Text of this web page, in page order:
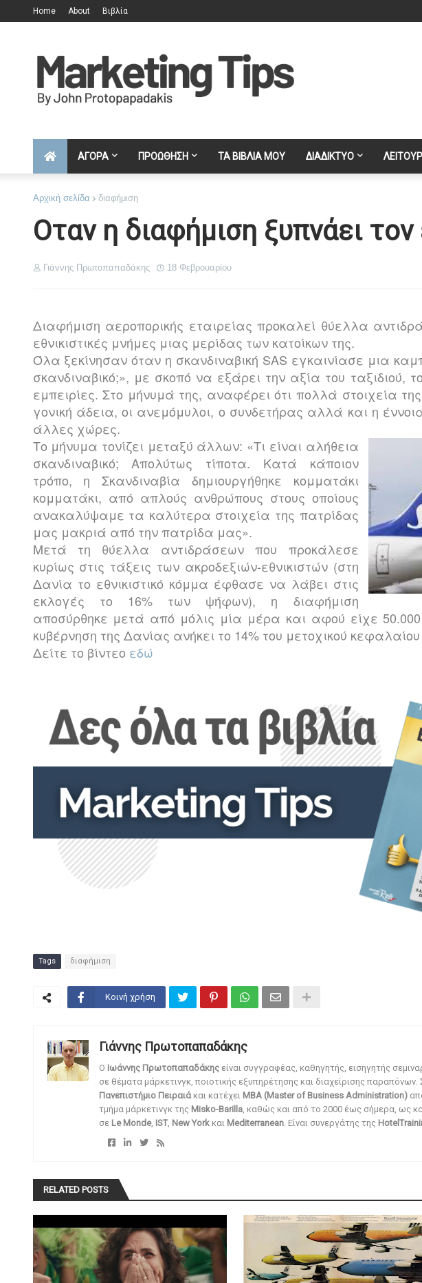
Home About Βιβλία
ΑΓΟΡΑ ΠΡΟΩΘΗΣΗ ΤΑ ΒΙΒΛΙΑ ΜΟΥ ΔΙΑΔΙΚΤΥΟ
Αρχική σελίδα διαφήμιση
Οταν η διαφήμιση ξυπνάει τον
Γιάννης Πρωτοπαπαδάκης 18 Φεβρουαρίου
Διαφήμιση αεροπορικής εταιρείας προκαλεί θύελλα
εθνικιστικές μνήμες μιας μερίδας των κατοίκων της.
Όλα ξεκίνησαν όταν η σκανδιναβική SAS εγκαινίασε μια
σκανδιναβικό;», με σκοπό να εξάρει την αξία του ταξιδιού,
εμπειρίες. Στο μήνυμά της, αναφέρει ότι πολλά στοιχεία
γονική άδεια, οι ανεμόμυλοι, ο συνδετήρας αλλά και η
άλλες χώρες.
Το μήνυμα τονίζει μεταξύ άλλων: «Τι είναι αλήθεια
σκανδιναβικό; Απολύτως τίποτα. Κατά κάποιον
τρόπο, η Σκανδιναβία δημιουργήθηκε κομματάκι
κομματάκι, από απλούς ανθρώπους στους οποίους
ανακαλύψαμε τα καλύτερα στοιχεία της πατρίδας
μας μακριά από την πατρίδα μας».
Μετά τη θύελλα αντιδράσεων που προκάλεσε
κυρίως στις τάξεις των ακροδεξιών-εθνικιστών (στη
Δανία το εθνικιστικό κόμμα έφθασε να λάβει στις
εκλογές το 16% των ψήφων), η διαφήμιση
αποσύρθηκε μετά από μόλις μία μέρα και αφού είχε
κυβέρνηση της Δανίας ανήκει το 14% του μετοχικού
Δείτε το βίντεο εδώ
Tags διαφήμιση
Κοινή χρήση
Γιάννης Πρωτοπαπαδάκης
O Ιωάννης Πρωτοπαπαδάκης είναι συγγραφέας, καθηγητής, εισηγητής
σε θέματα μάρκετινγκ, ποιοτικής εξυπηρέτησης και διαχείρισης
Πανεπιστήμιο Πειραιάκαι κατέχει MBA (Master of Business Administration)
τμήμα μάρκετινγκ της Misko-Barilla, καθώς και από το 2000 έως σήμερα, ως
σε Le Monde, IST, New Yorkκαι Mediterranean. Είναι συνεργάτης της
RELATED POSTS